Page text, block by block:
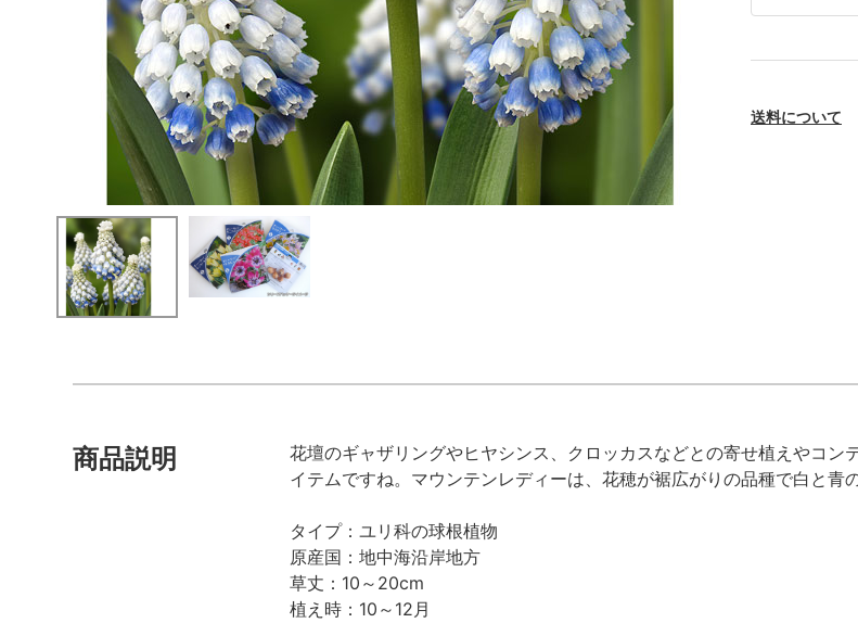
送料について
商品説明
花壇のギャザリングやヒヤシンス、クロッカスなどとの寄せ植えやコ
イテムですね。マウンテンレディーは、花穂が裾広がりの品種で白と青
タイプ：ユリ科の球根植物
原産国：地中海沿岸地方
草丈：10～20cm
植え時：10～12月